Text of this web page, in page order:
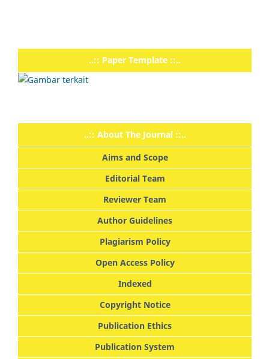
..:: Paper Template ::..
..:: About The Journal ::..
Aims and Scope
Editorial Team
Reviewer Team
Author Guidelines
Plagiarism Policy
Open Access Policy
Indexed
Copyright Notice
Publication Ethics
Publication System